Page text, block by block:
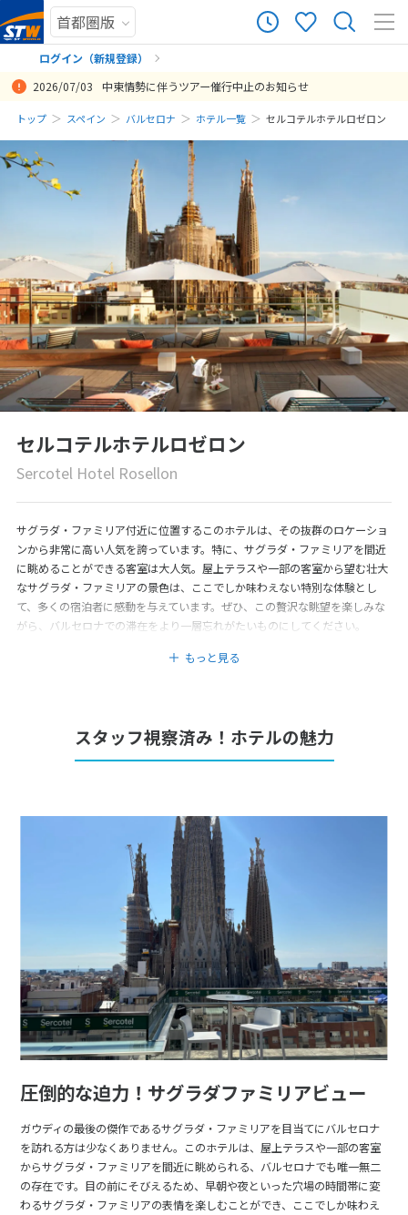
ログイン（新規登録）
まだ履歴がありません
まだ登録がありません
2026/07/03 中東情勢に伴うツアー催行中止のお知らせ
トップ スペイン バルセロナ ホテル一覧 セルコテルホテルロゼロン
セルコテルホテルロゼロン
Sercotel Hotel Rosellon
サグラダ・ファミリア付近に位置するこのホテルは、その抜群のロケーショ
ンから非常に高い人気を誇っています。特に、サグラダ・ファミリアを間近
に眺めることができる客室は大人気。屋上テラスや一部の客室から望む壮大
なサグラダ・ファミリアの景色は、ここでしか味わえない特別な体験とし
て、多くの宿泊者に感動を与えています。ぜひ、この贅沢な眺望を楽しみな
がら、バルセロナでの滞在をより一層忘れがたいものにしてください。
もっと見る
スタッフ視察済み！ホテルの魅力
圧倒的な迫力！サグラダファミリアビュー
ガウディの最後の傑作であるサグラダ・ファミリアを目当てにバルセロナ
を訪れる方は少なくありません。このホテルは、屋上テラスや一部の客室
からサグラダ・ファミリアを間近に眺められる、バルセロナでも唯一無二
の存在です。目の前にそびえるため、早朝や夜といった穴場の時間帯に変
わるサグラダ・ファミリアの表情を楽しむことができ、ここでしか味わえ